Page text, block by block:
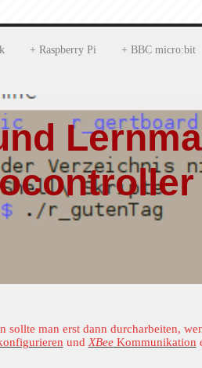
Raspberry Pi BBC micro:bit
sollte man erst dann durcharbeiten,
und XBeeKommunikation